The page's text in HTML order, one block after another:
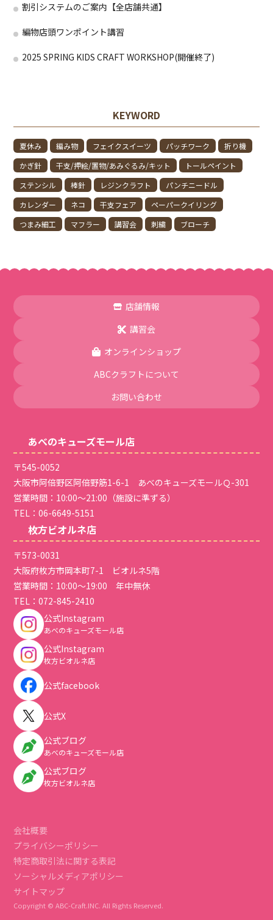
割引システムのご案内【全店舗共通】
編物店頭ワンポイント講習
2025 SPRING KIDS CRAFT WORKSHOP(開催終了)
KEYWORD
夏休み 編み物 フェイクスイーツ パッチワーク
折り機
かぎ針
干支/押絵/置物/あみぐるみ/キット
トールペイント
ステンシル
棒針 レジンクラフト
パンチニードル
カレンダー
ネコ 干支フェア
ペーパークイリング
つまみ細工
マフラー 講習会 刺繍 ブローチ
店舗情報
講習会
オンラインショップ
ABCクラフトについて
お問い合わせ
あべのキューズモール店
〒545-0052
大阪市阿倍野区阿倍野筋1-6-1 あべのキューズモールＱ-301
営業時間：10:00～21:00（施設に準ずる）
TEL：06-6649-5151
枚方ビオルネ店
〒573-0031
大阪府枚方市岡本町7-1 ビオルネ5階
営業時間：10:00～19:00 年中無休
TEL：072-845-2410
公式Instagram
あべのキューズモール店
公式Instagram
枚方ビオルネ店
公式facebook
公式X
公式ブログ
あべのキューズモール店
公式ブログ
枚方ビオルネ店
Copyright © ABC-Craft.INC. All Rights Reserved.
会社概要
プライバシーポリシー
特定商取引法に関する表記
ソーシャルメディアポリシー
サイトマップ